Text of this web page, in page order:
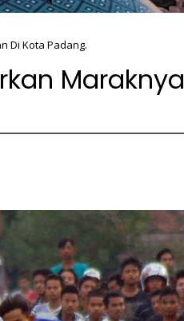
Di Kota Padang.
Maraknya